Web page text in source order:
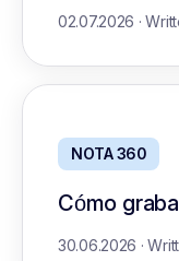
02.07.2026 ·
NOTA 360
Cómo
30.06.2026 ·